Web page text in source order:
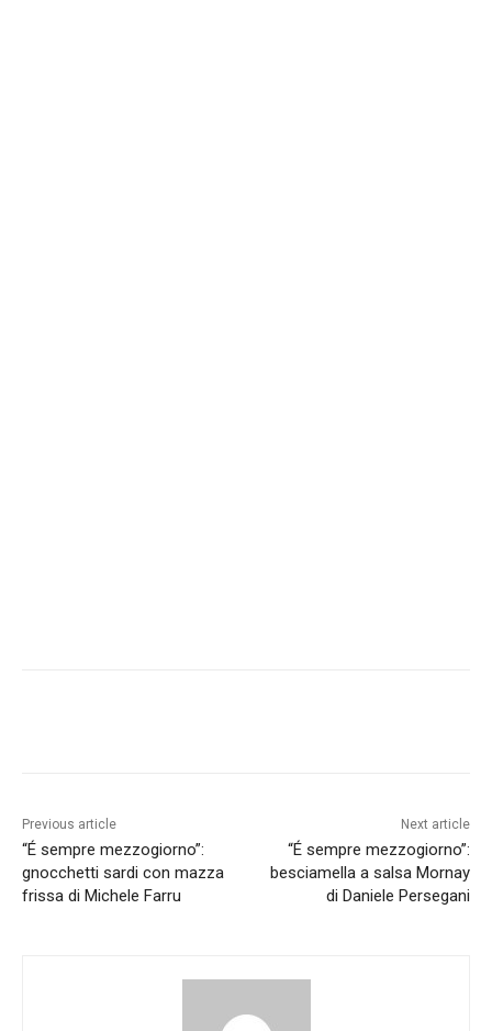
Previous article
“É sempre mezzogiorno”:
gnocchetti sardi con mazza
frissa di Michele Farru
Next article
“É sempre mezzogiorno”:
besciamella a salsa Mornay
di Daniele Persegani